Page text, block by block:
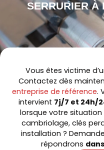
SERRURIER À
Vous êtes victime
Contactez dès
entreprise de référence.
intervient 7j/7 et 24h/
lorsque votre
cambriolage, clés
installation ?
répondrons